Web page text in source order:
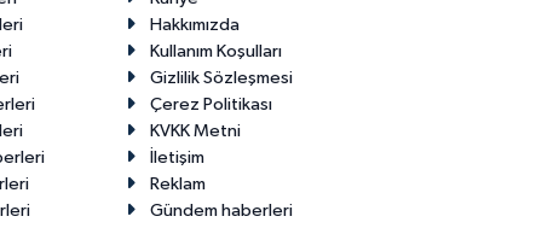
Hakkımızda
Kullanım Koşulları
Gizlilik Sözleşmesi
Çerez Politikası
KVKK Metni
İletişim
Reklam
Gündem haberleri